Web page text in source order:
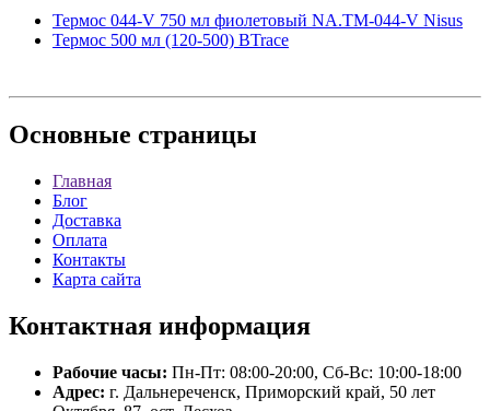
Термос 044-V 750 мл фиолетовый NA.TM-044-V Nisus
Термос 500 мл (120-500) BTrace
Основные страницы
Главная
Блог
Доставка
Оплата
Контакты
Карта сайта
Контактная информация
Рабочие часы: Пн-Пт: 08:00-20:00, Сб-Вс: 10:00-18:00
Адрес: г. Дальнереченск, Приморский край, 50 лет